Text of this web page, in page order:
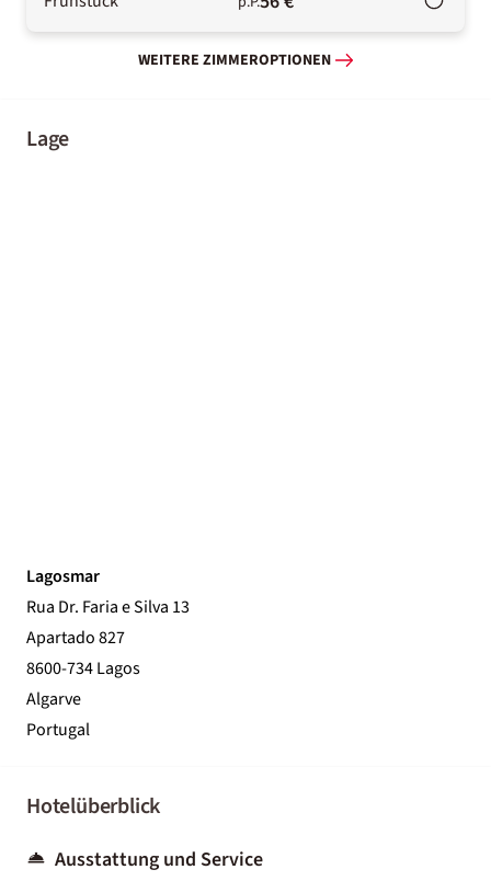
WEITERE ZIMMEROPTIONEN
Lage
Lagosmar
Rua Dr. Faria e Silva 13
Apartado 827
8600-734 Lagos
Algarve
Portugal
Hotelüberblick
Ausstattung und Service